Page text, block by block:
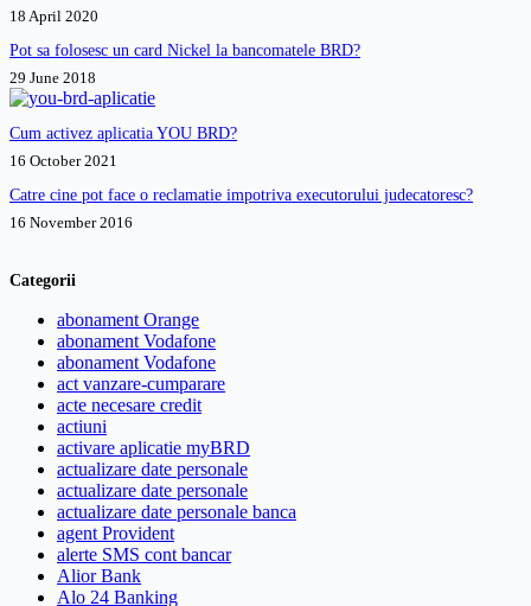
18 April 2020
Pot sa folosesc un card Nickel la bancomatele BRD?
29 June 2018
Cum activez aplicatia YOU BRD?
16 October 2021
Catre cine pot face o reclamatie impotriva executorului judecatoresc?
16 November 2016
Categorii
abonament Orange
abonament Vodafone
abonament Vodafone
act vanzare-cumparare
acte necesare credit
actiuni
activare aplicatie myBRD
actualizare date personale
actualizare date personale
actualizare date personale banca
agent Provident
alerte SMS cont bancar
Alior Bank
Alo 24 Banking